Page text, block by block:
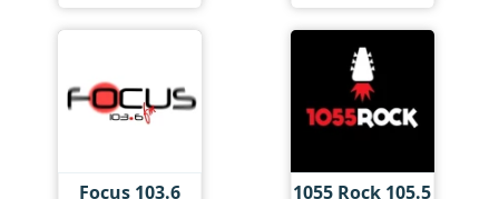
Focus 103.6 1055 Rock 105.5